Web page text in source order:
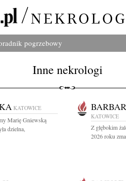
pogrzebowy
Inne nekrologi
KATOWICE
Marię Gniewską
dzielna,
KATOWICE
Z głębokim
2026 roku